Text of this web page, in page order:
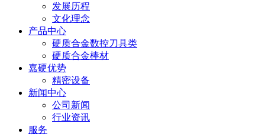
发展历程
文化理念
产品中心
硬质合金数控刀具类
硬质合金棒材
嘉硬优势
精密设备
新闻中心
公司新闻
行业资讯
服务